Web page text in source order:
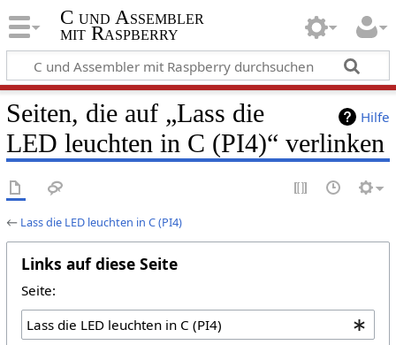
C und Assembler
mit Raspberry
Hilfe
Seiten, die auf „Lass die
LED leuchten in C (PI4)“ verlinken
← Lass die LED leuchten in C (PI4)
Links auf diese Seite
Seite: